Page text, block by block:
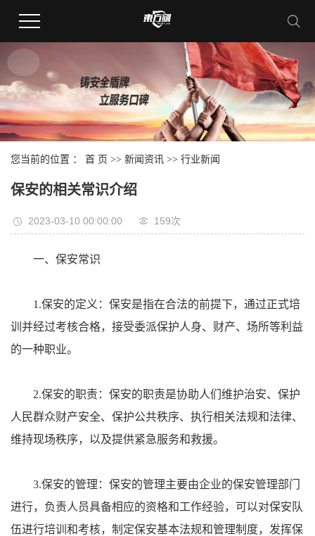
您当前的位置 ： 首 页 >> 新闻资讯 >> 行业新闻
保安的相关常识介绍
2023-03-10 00:00:00 159次
一、保安常识
1.保安的定义：保安是指在合法的前提下，通过正式培
训并经过考核合格，接受委派保护人身、财产、场所等利益
的一种职业。
2.保安的职责：保安的职责是协助人们维护治安、保护
人民群众财产安全、保护公共秩序、执行相关法规和法律、
维持现场秩序，以及提供紧急服务和救援。
3.保安的管理：保安的管理主要由企业的保安管理部门
进行，负责人员具备相应的资格和工作经验，可以对保安队
伍进行培训和考核，制定保安基本法规和管理制度，发挥保